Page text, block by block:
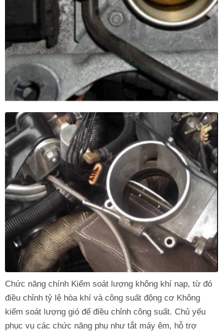
Chức năng chính Kiểm soát lượng không khí nạp, từ đó
điều chỉnh tỷ lệ hòa khí và công suất động cơ Không
kiểm soát lượng gió để điều chỉnh công suất. Chủ yếu
phục vụ các chức năng phụ như tắt máy êm, hỗ trợ